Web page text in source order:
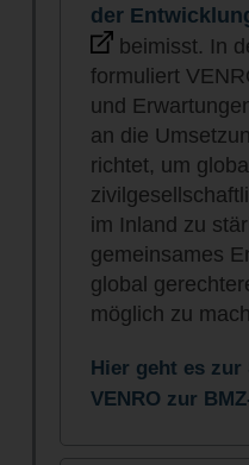
der
beimisst. In
formuliert
und
an die
richtet, um
im Inland zu
gemeinsames
global
möglich zu
Hier geht es zur
VENRO zur